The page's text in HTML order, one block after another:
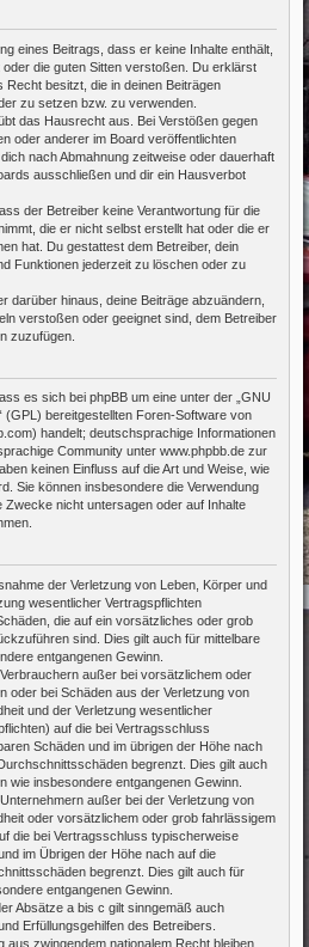
eines Beitrags, dass er keine Inhalte enthält,
die guten Sitten verstoßen. Du erklärst
besitzt, die in deinen Beiträgen
zu setzen bzw. zu verwenden.
das Hausrecht aus. Bei Verstößen gegen
oder anderer im Board veröffentlichten
nach Abmahnung zeitweise oder dauerhaft
ausschließen und dir ein Hausverbot
der Betreiber keine Verantwortung für die
die er nicht selbst erstellt hat oder die er
hat. Du gestattest dem Betreiber, dein
Funktionen jederzeit zu löschen oder zu
darüber hinaus, deine Beiträge abzuändern,
verstoßen oder geeignet sind, dem Betreiber
zuzufügen.
es sich bei phpBB um eine unter der „ GNU
(GPL) bereitgestellten Foren-Software von
handelt; deutschsprachige Informationen
Community unter www.phpbb.de zur
keinen Einfluss auf die Art und Weise, wie
Sie können insbesondere die Verwendung
Zwecke nicht untersagen oder auf Inhalte
der Verletzung von Leben, Körper und
wesentlicher Vertragspflichten
die auf ein vorsätzliches oder grob
sind. Dies gilt auch für mittelbare
entgangenen Gewinn.
außer bei vorsätzlichem oder
oder bei Schäden aus der Verletzung von
und der Verletzung wesentlicher
auf die bei Vertragsschluss
Schäden und im übrigen der Höhe nach
begrenzt. Dies gilt auch
wie insbesondere entgangenen Gewinn.
außer bei der Verletzung von
oder vorsätzlichem oder grob fahrlässigem
die bei Vertragsschluss typischerweise
im Übrigen der Höhe nach auf die
begrenzt. Dies gilt auch für
entgangenen Gewinn.
Absätze a bis c gilt sinngemäß auch
Erfüllungsgehilfen des Betreibers.
aus zwingendem nationalem Recht bleiben